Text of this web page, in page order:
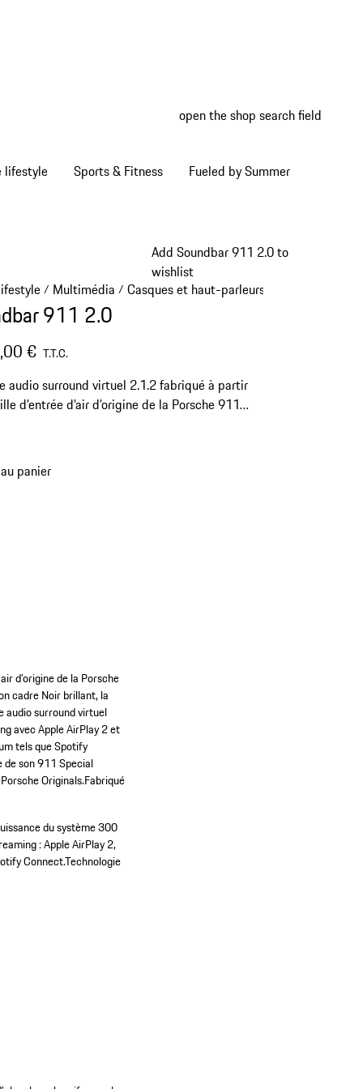
open the shop search field
Home lifestyle Sports & Fitness Fueled by Summer
Add Soundbar 911 2.0 to
wishlist
/ Multimédia / Casques et haut-parleurs
911 2.0
€ T.T.C.
audio surround virtuel 2.1.2 fabriqué à partir
d’entrée d’air d’origine de la Porsche 911
panier
d’origine de la Porsche
cadre Noir brillant, la
audio surround virtuel
avec Apple AirPlay 2 et
tels que Spotify
son 911 Special
Originals.Fabriqué
du système 300
: Apple AirPlay 2,
Connect.Technologie